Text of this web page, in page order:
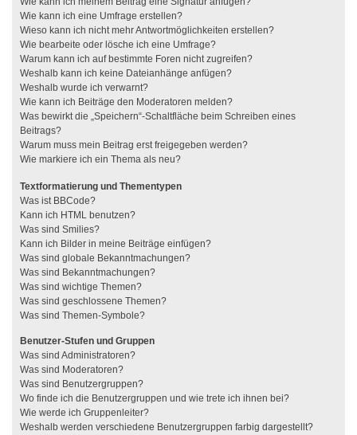
Wie kann ich eine Umfrage erstellen?
Wieso kann ich nicht mehr Antwortmöglichkeiten erstellen?
Wie bearbeite oder lösche ich eine Umfrage?
Warum kann ich auf bestimmte Foren nicht zugreifen?
Weshalb kann ich keine Dateianhänge anfügen?
Weshalb wurde ich verwarnt?
Wie kann ich Beiträge den Moderatoren melden?
Was bewirkt die „Speichern“-Schaltfläche beim Schreiben eines
Beitrags?
Warum muss mein Beitrag erst freigegeben werden?
Wie markiere ich ein Thema als neu?
Textformatierung und Thementypen
Was ist BBCode?
Kann ich HTML benutzen?
Was sind Smilies?
Kann ich Bilder in meine Beiträge einfügen?
Was sind globale Bekanntmachungen?
Was sind Bekanntmachungen?
Was sind wichtige Themen?
Was sind geschlossene Themen?
Was sind Themen-Symbole?
Benutzer-Stufen und Gruppen
Was sind Administratoren?
Was sind Moderatoren?
Was sind Benutzergruppen?
Wo finde ich die Benutzergruppen und wie trete ich ihnen bei?
Wie werde ich Gruppenleiter?
Weshalb werden verschiedene Benutzergruppen farbig dargestellt?